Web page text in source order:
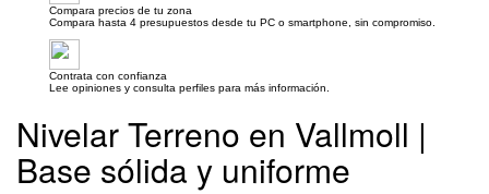
Compara precios de tu zona
Compara hasta 4 presupuestos desde tu PC o smartphone, sin compromiso.
Contrata con confianza
Lee opiniones y consulta perfiles para más información.
Nivelar Terreno en Vallmoll |
Base sólida y uniforme